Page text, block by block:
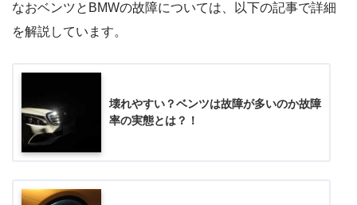
なおベンツとBMWの故障については、以下の記事で詳細
を解説しています。
壊れやすい？ベンツは故障が多いのか故障
率の実態とは？！